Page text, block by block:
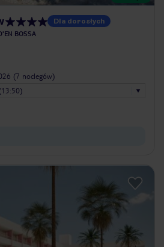
Dla dorosłych
BOSSA
(7 noclegów)